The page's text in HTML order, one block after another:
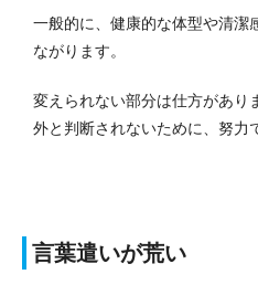
一般的に、健康的な体型や清潔
ながります。
変えられない部分は仕方があり
外と判断されないために、努力
言葉遣いが荒い